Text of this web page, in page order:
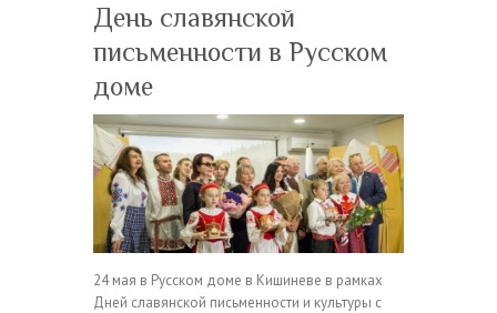
День славянской
письменности в Русском
доме
24 мая в Русском доме в Кишиневе в рамках
Дней славянской письменности и культуры с